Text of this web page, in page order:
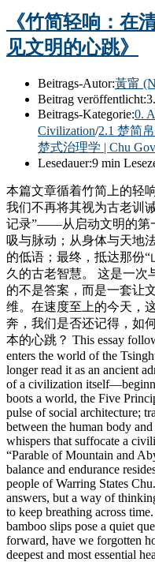
《竹简轻响：在
见文明的心跳》
Beitrags-Autor:黃甯
Beitrag veröffentlicht:
Beitrags-Kategorie:0.
Civilization/2.1 楚简
楚式治理学 | Chu
Lesedauer:9 min
本篇文章循着竹简上的轻
我们不再将其视为古老训
记录”——从启动文明的第
吸与脉动；从身体与天地
的低语；最终，抵达那份
久的古老智慧。 这是一次
的不是答案，而是一套让
维。在速度至上的今天，
奔，我们是否还记得，如
本的心跳？ This essay
enters the world of the
longer read it as an ancient
of a civilization
boots a world, the Five
pulse of social architecture;
between the human body
whispers that suffocate a
“Parable of Mountain and
balance and endurance
people of Warring States
answers, but a way of
to keep breathing across
bamboo slips pose a quiet
forward, have we forgotten
deepest and most essential